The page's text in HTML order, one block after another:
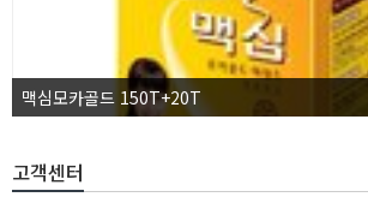
맥심모카골드 150T+20T
고객센터